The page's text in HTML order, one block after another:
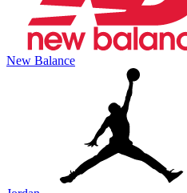
New Balance